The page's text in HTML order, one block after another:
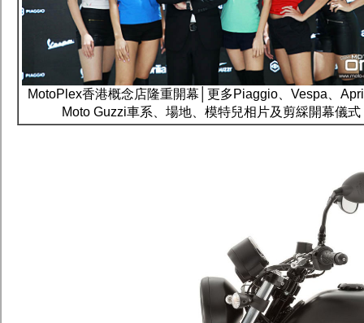
MotoPlex香港概念店隆重開幕│更多Piaggio、Vespa、
Moto Guzzi車系、場地、模特兒相片及剪綵開幕儀式